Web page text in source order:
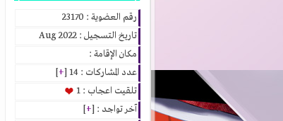
رقم العضوية : 23170
تاريخ التسجيل : Aug 2022
مكان الإقامة :
عدد المشاركات : 14 [
+
]
تلقيت اعجاب : 1
آخر تواجد : [+
]